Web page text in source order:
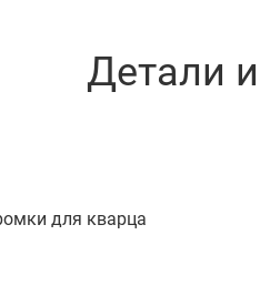
Детали
для кварца